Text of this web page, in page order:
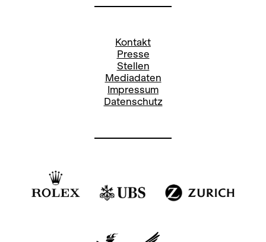
Kontakt
Presse
Stellen
Mediadaten
Impressum
Datenschutz